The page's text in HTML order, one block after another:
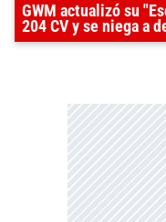
GWM actualizó su
204 CV y se niega a